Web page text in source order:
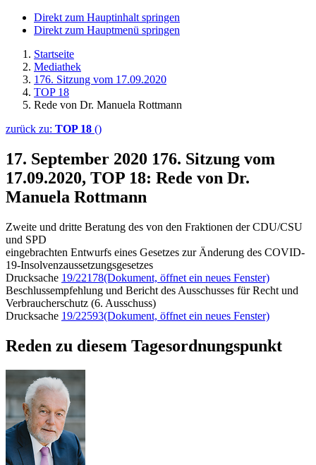
Direkt zum Hauptinhalt springen
Direkt zum Hauptmenü springen
Startseite
Mediathek
176. Sitzung vom 17.09.2020
TOP 18
Rede von Dr. Manuela Rottmann
zurück zu: TOP 18 ()
17. September 2020 176. Sitzung vom
17.09.2020, TOP 18: Rede von Dr.
Manuela Rottmann
Zweite und dritte Beratung des von den Fraktionen der CDU/CSU
und SPD
eingebrachten Entwurfs eines Gesetzes zur Änderung des COVID-
19-Insolvenzaussetzungsgesetzes
Drucksache 19/22178(Dokument, öffnet ein neues Fenster)
Beschlussempfehlung und Bericht des Ausschusses für Recht und
Verbraucherschutz (6. Ausschuss)
Drucksache 19/22593(Dokument, öffnet ein neues Fenster)
Reden zu diesem Tagesordnungspunkt